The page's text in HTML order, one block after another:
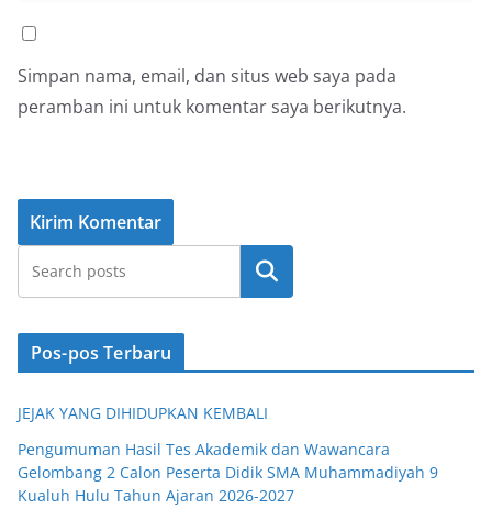
Simpan nama, email, dan situs web saya pada
peramban ini untuk komentar saya berikutnya.
Cari
Pos-pos Terbaru
JEJAK YANG DIHIDUPKAN KEMBALI
Pengumuman Hasil Tes Akademik dan Wawancara
Gelombang 2 Calon Peserta Didik SMA Muhammadiyah 9
Kualuh Hulu Tahun Ajaran 2026-2027